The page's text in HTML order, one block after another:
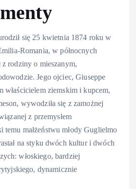
się 25 kwietnia 1874 roku w
Romania, w północnych
z rodziny o mieszanym,
Jego ojciec, Giuseppe
właścicielem ziemskim i kupcem,
wywodziła się z zamożnej
z przemysłem
małżeństwu młody Guglielmo
na styku dwóch kultur i dwóch
włoskiego, bardziej
dynamicznie